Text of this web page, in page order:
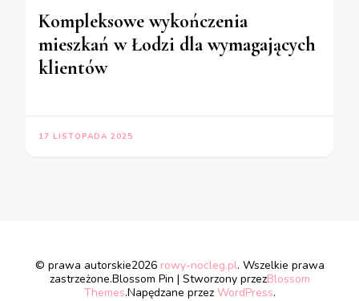
Kompleksowe wykończenia
mieszkań w Łodzi dla wymagających
klientów
17 LISTOPADA 2025
© prawa autorskie2026 rowy-nocleg.pl. Wszelkie prawa
zastrzeżone.Blossom Pin | Stworzony przezBlossom
Themes.Napędzane przez WordPress.